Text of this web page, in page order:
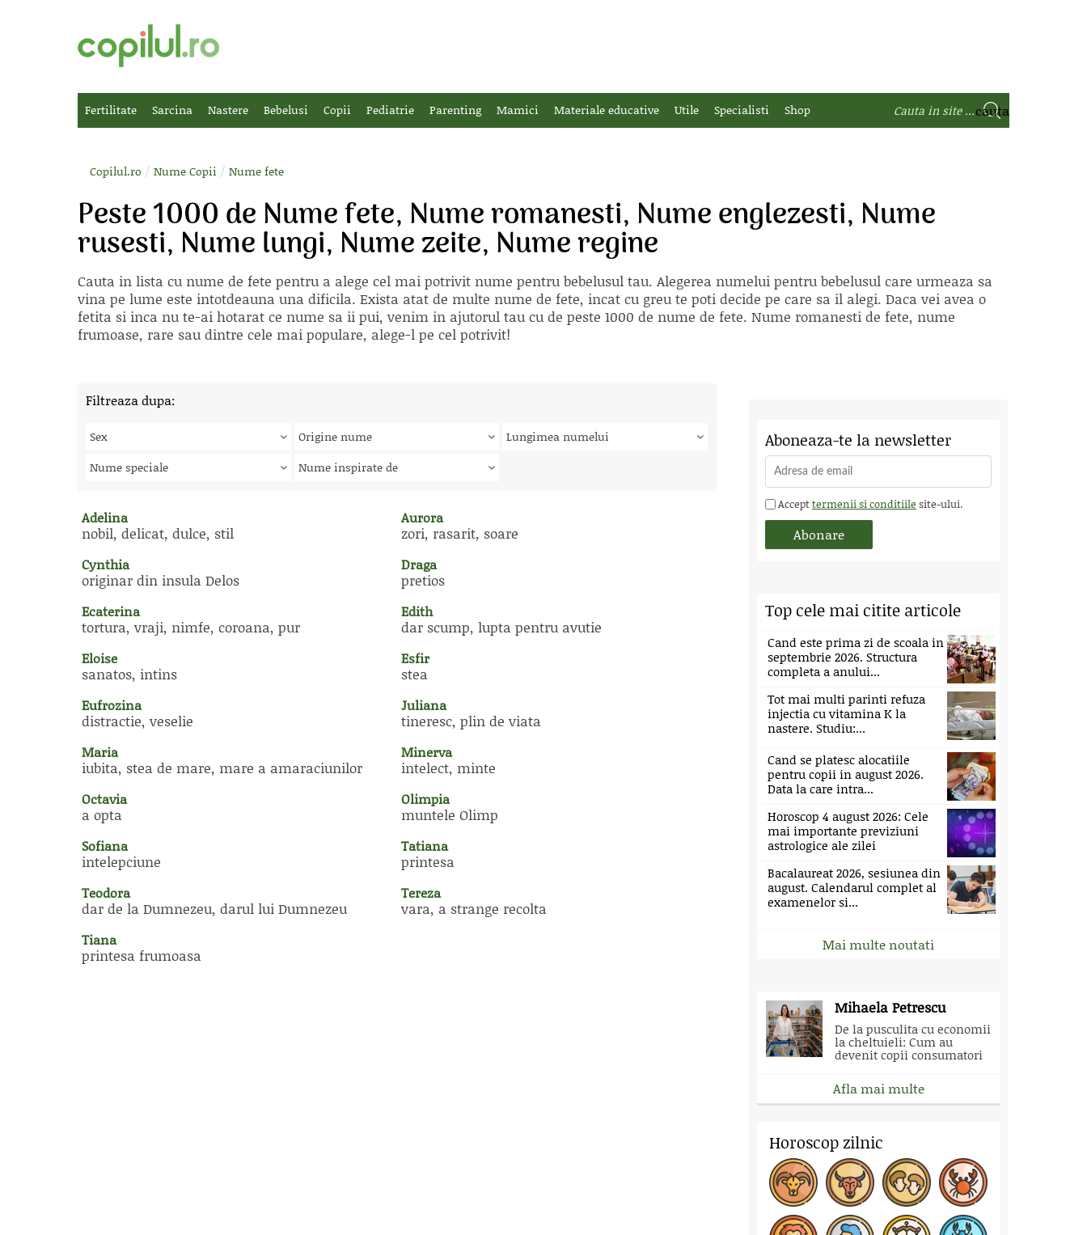
Fertilitate Sarcina Nastere Bebelusi Copii Pediatrie Parenting Mamici Materiale educative Utile Specialisti Shop
Copilul.ro / Nume Copii / Nume fete
Peste 1000 de Nume fete, Nume romanesti, Nume englezesti, Nume
rusesti, Nume lungi, Nume zeite, Nume regine
Cauta in lista cu nume de fete pentru a alege cel mai potrivit nume pentru bebelusul tau. Alegerea numelui pentru bebelusul care urmeaza sa
vina pe lume este intotdeauna una dificila. Exista atat de multe nume de fete, incat cu greu te poti decide pe care sa il alegi. Daca vei avea o
fetita si inca nu te-ai hotarat ce nume sa ii pui, venim in ajutorul tau cu de peste 1000 de nume de fete. Nume romanesti de fete, nume
frumoase, rare sau dintre cele mai populare, alege-l pe cel potrivit!
Filtreaza dupa:
Sex Origine nume
Lungimea numelui
Nume speciale
Nume inspirate de
Adelina
nobil, delicat, dulce, stil
Aurora
zori, rasarit, soare
Cynthia
originar din insula Delos
Draga
pretios
Ecaterina
tortura, vraji, nimfe, coroana, pur
Edith
dar scump, lupta pentru avutie
Eloise
sanatos, intins
Esfir
stea
Eufrozina
distractie, veselie
Juliana
tineresc, plin de viata
Maria
iubita, stea de mare, mare a amaraciunilor
Minerva
intelect, minte
Octavia
a opta
Olimpia
muntele Olimp
Sofiana
intelepciune
Tatiana
printesa
Teodora
dar de la Dumnezeu, darul lui Dumnezeu
Tereza
vara, a strange recolta
Tiana
printesa frumoasa
Aboneaza-te la newsletter
Accepttermenii si conditiile site-ului.
Top cele mai citite articole
Cand este prima zi de scoala in
septembrie 2026. Structura
completa a anului...
Tot mai multi parinti refuza
injectia cu vitamina K la
nastere. Studiu:...
Cand se platesc alocatiile
pentru copii in august 2026.
Data la care intra...
Horoscop 4 august 2026: Cele
mai importante previziuni
astrologice ale zilei
Bacalaureat 2026, sesiunea din
august. Calendarul complet al
examenelor si...
Mai multe noutati
Mihaela Petrescu
De la pusculita cu economii
la cheltuieli: Cum au
devenit copii consumatori
Afla mai multe
Horoscop zilnic